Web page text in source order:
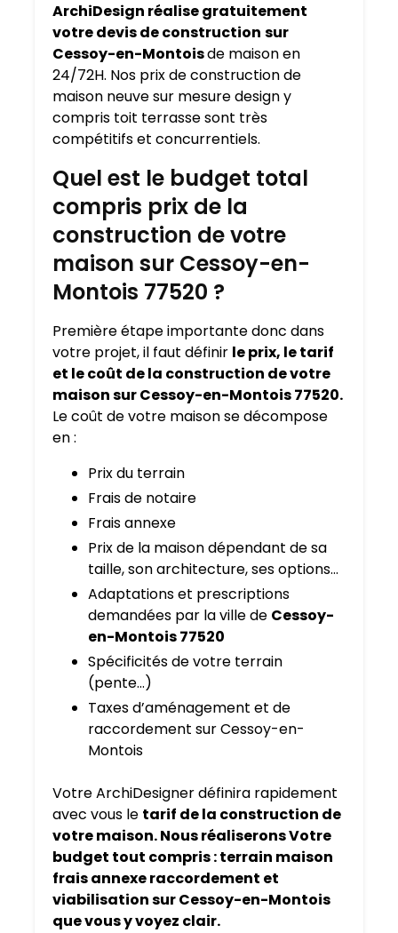
ArchiDesign réalise gratuitement
votre devis de construction sur
Cessoy-en-Montoisde maison en
24/72H. Nos prix de construction de
maison neuve sur mesure design y
compris toit terrasse sont très
compétitifs et concurrentiels.
Quel est le budget total
compris prix de la
construction de votre
maison sur Cessoy-en-
Montois 77520 ?
Première étape importante donc dans
votre projet, il faut définir le prix, le tarif
et le coût de la construction de votre
maison sur Cessoy-en-Montois 77520.
Le coût de votre maison se décompose
en :
Prix du terrain
Frais de notaire
Frais annexe
Prix de la maison dépendant de sa
taille, son architecture, ses options…
Adaptations et prescriptions
demandées par la ville de Cessoy-
en-Montois 77520
Spécificités de votre terrain
(pente…)
Taxes d’aménagement et de
raccordement sur Cessoy-en-
Montois
Votre ArchiDesigner définira rapidement
avec vous le tarif de la construction de
votre maison. Nous réaliserons Votre
budget tout compris : terrain maison
frais annexe raccordement et
viabilisation sur Cessoy-en-Montois
que vous y voyez clair.